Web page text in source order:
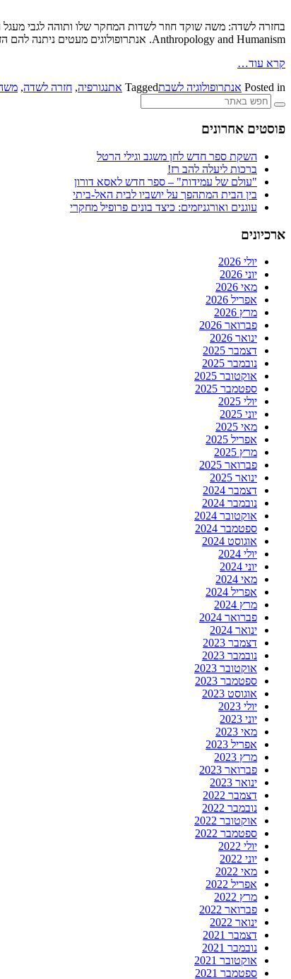
בחזרה לשדה: משה שוקד חוזר לשדות המחקר שלו ותוהה לגבי
Anthropology and Humanism. אנתרופולוגים מעטים ניתנה להם הזדמנות לחזור ולתעד כעבור שנים את שדות המחקר המוקדמים והמאוחרים יותר בקריירת עבודתם, עליהם דיווחו בזמנו בספרים
קרא עוד…
Posted in אנתרופולוגיה לשבתTagged אתנגורפיה, חזרה לשדה,
פוסטים אחרונים
השקת ספר חדש לחן משגב וגילי הרטל
ברכות ליעלה להב רז!
"עולם של עמידות" – ספר חדש לאסא דורון
בין הבית המתהפך על יושביו לבית האל-ביתי
עוגנים ואורגניזמים: כיצד בונים פרופיל מחקרי
ארכיונים
יולי 2026
יוני 2026
מאי 2026
אפריל 2026
מרץ 2026
פברואר 2026
ינואר 2026
דצמבר 2025
נובמבר 2025
אוקטובר 2025
ספטמבר 2025
יולי 2025
יוני 2025
מאי 2025
אפריל 2025
מרץ 2025
פברואר 2025
ינואר 2025
דצמבר 2024
נובמבר 2024
אוקטובר 2024
ספטמבר 2024
אוגוסט 2024
יולי 2024
יוני 2024
מאי 2024
אפריל 2024
מרץ 2024
פברואר 2024
ינואר 2024
דצמבר 2023
נובמבר 2023
אוקטובר 2023
ספטמבר 2023
אוגוסט 2023
יולי 2023
יוני 2023
מאי 2023
אפריל 2023
מרץ 2023
פברואר 2023
ינואר 2023
דצמבר 2022
נובמבר 2022
אוקטובר 2022
ספטמבר 2022
יולי 2022
יוני 2022
מאי 2022
אפריל 2022
מרץ 2022
פברואר 2022
ינואר 2022
דצמבר 2021
נובמבר 2021
אוקטובר 2021
ספטמבר 2021